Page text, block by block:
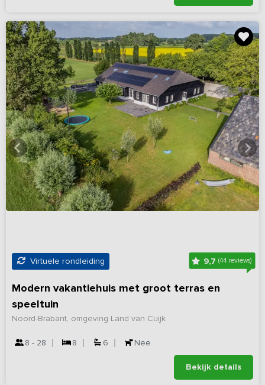
Virtuele rondleiding 9,7(44 reviews)
Modern vakantiehuis met groot terras en
speeltuin
Noord-Brabant, omgeving Land van Cuijk
8 - 28 8 6 Nee
Bekijk details